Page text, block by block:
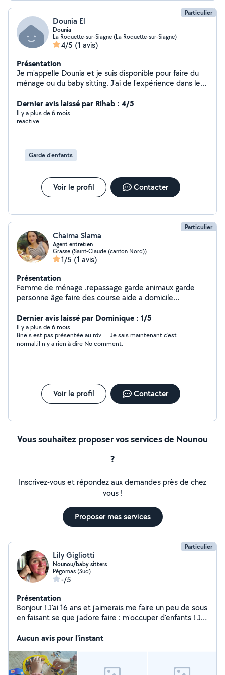
Particulier
Dounia El
Dounia
La Roquette-sur-Siagne (La Roquette-sur-Siagne)
4/5 (1 avis)
Présentation
Je m'appelle Dounia et je suis disponible pour faire du
ménage ou du baby sitting. J'ai de l'expérience dans le
âges. Je suis auxiliaire de puériculture je pourrais
répondre aux besoins de votre enfants et proposer
divers activités adaptés à leur besoins.
Dernier avis laissé par Rihab : 4/5
Il y a plus de 6 mois
reactive
Garde d'enfants
Voir le profil Contacter
Particulier
Chaima Slama
Agent entretien
Grasse (Saint-Claude (canton Nord))
1/5 (1 avis)
Présentation
Femme de ménage .repassage garde animaux garde
personne âge faire des course aide a domicile
et disponible
Dernier avis laissé par Dominique : 1/5
Il y a plus de 6 mois
Bne s est pas présentée au rdv..... Je sais maintenant c'est
normal.il n y a rien à dire No comment.
Voir le profil Contacter
Vous souhaitez proposer vos services de Nounou
?
Inscrivez-vous et répondez aux demandes près de chez
vous !
Proposer mes services
Particulier
Lily Gigliotti
Nounou/baby sitters
Pégomas (Sud)
-/5
Présentation
Bonjour ! J'ai 16 ans et j'aimerais me faire un peu de sous
en faisant se que j'adore faire : m'occuper d'enfants ! Je
aide. Quand je fais quelque chose je vais jusqu'au bout
J'ai beaucoup d'expérience en ce qui concerne les
enfants; j'ai une très grande famille composée de
Aucun avis pour l'instant